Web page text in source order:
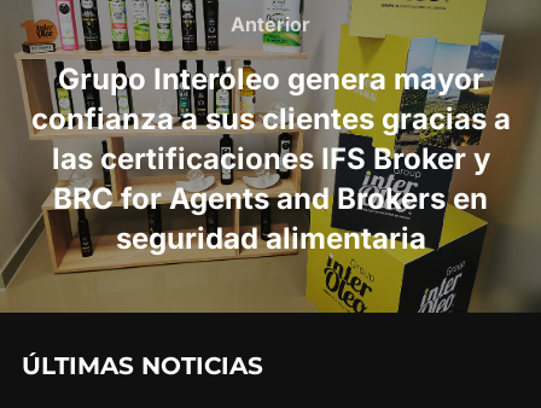
de
entradas
Anterior
Anterior
Grupo Interóleo genera mayor
confianza a sus clientes gracias a
las certificaciones IFS Broker y
BRC for Agents and Brokers en
seguridad alimentaria
ÚLTIMAS NOTICIAS